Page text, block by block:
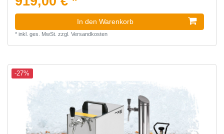
In den Warenkorb
* inkl. ges. MwSt. zzgl. Versandkosten
-27%